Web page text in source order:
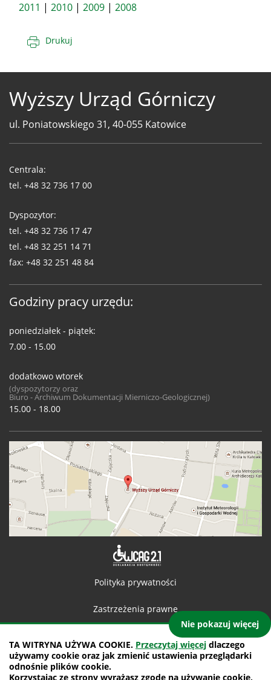
TA WITRYNA UŻYWA COOKIE. Przeczytaj więcej dlaczego
używamy cookie oraz jak zmienić ustawienia przeglądarki
odnośnie plików cookie.
Korzystając ze strony wyrażasz zgodę na używanie cookie,
Nie pokazuj więcej
2011 | 2010 | 2009 | 2008
Drukuj
Wyższy Urząd Górniczy
ul. Poniatowskiego 31, 40-055 Katowice
WUG
Centrala:
tel. +48 32 736 17 00
Dyspozytor:
tel. +48 32 736 17 47
tel. +48 32 251 14 71
fax: +48 32 251 48 84
Godziny pracy urzędu:
poniedziałek - piątek:
7.00 - 15.00
dodatkowo wtorek
(dyspozytorzy oraz
Biuro - Archiwum Dokumentacji Mierniczo-Geologicznej)
15.00 - 18.00
Polityka prywatności
Zastrzeżenia prawne
Mapa witryny